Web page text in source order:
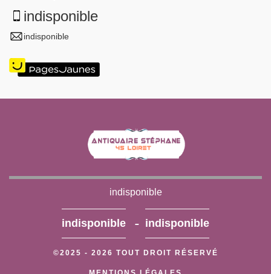
indisponible
indisponible
indisponible
indisponible - indisponible
©2025 - 2026 TOUT DROIT RÉSERVÉ